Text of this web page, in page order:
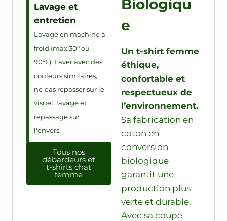
Lavage et
entretien
Lavage en machine à
froid (max 30° ou
90°F). Laver avec des
couleurs similaires,
ne pas repasser sur le
visuel, lavage et
repassage sur
l'envers.
Tous nos
débardeurs et
t-shirts chat
femme
Biologiqu
e
Un t-shirt femme
éthique,
confortable et
respectueux de
l’environnement.
Sa fabrication en
coton en
conversion
biologique
garantit une
production plus
verte et durable.
Avec sa coupe